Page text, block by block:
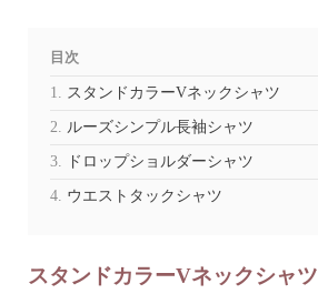
目次
スタンドカラーVネックシャツ
ルーズシンプル長袖シャツ
ドロップショルダーシャツ
ウエストタックシャツ
スタンドカラーVネックシャツ